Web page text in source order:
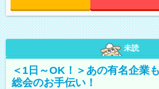
未読
＜1日～OK！＞あの有名企業
総会のお手伝い！